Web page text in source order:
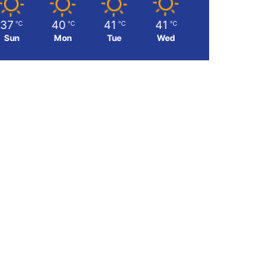
37 ℃
Sun
40 ℃
Mon
41 ℃
Tue
41 ℃
Wed